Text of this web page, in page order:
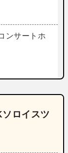
ンサートホ
ロイスツ